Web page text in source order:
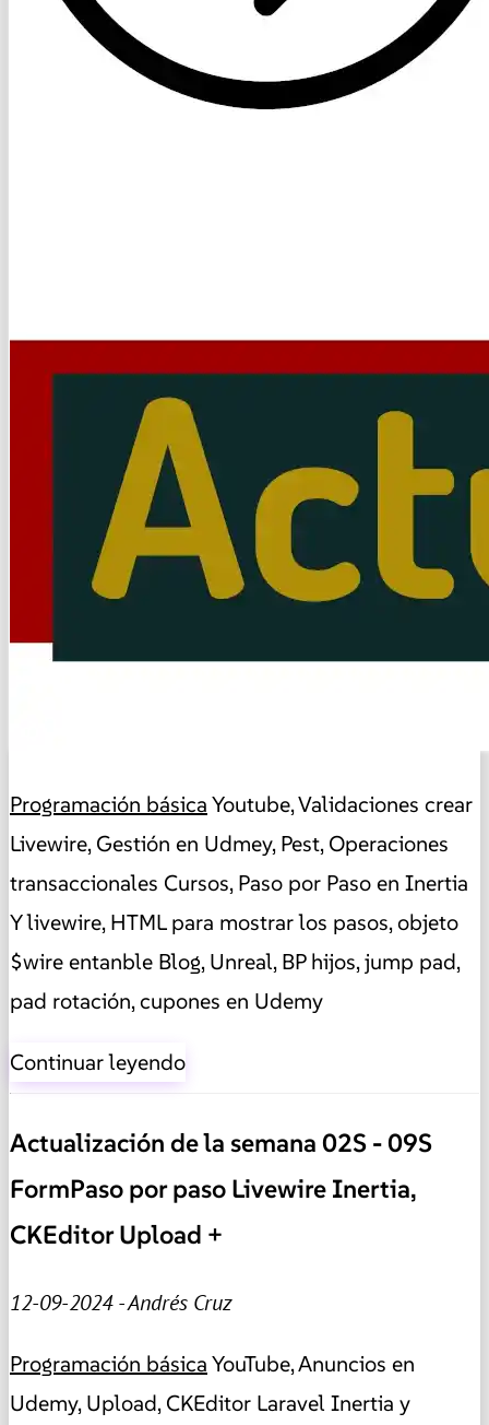
Programación básicaYoutube, Validaciones crear
Livewire, Gestión en Udmey, Pest, Operaciones
transaccionales Cursos, Paso por Paso en Inertia
Y livewire, HTML para mostrar los pasos, objeto
$wire entanble Blog, Unreal, BP hijos, jump pad,
pad rotación, cupones en Udemy
Continuar leyendo
Actualización de la semana 02S - 09S
FormPaso por paso Livewire Inertia,
CKEditor Upload +
12-09-2024 - Andrés Cruz
Programación básicaYouTube, Anuncios en
Udemy, Upload, CKEditor Laravel Inertia y